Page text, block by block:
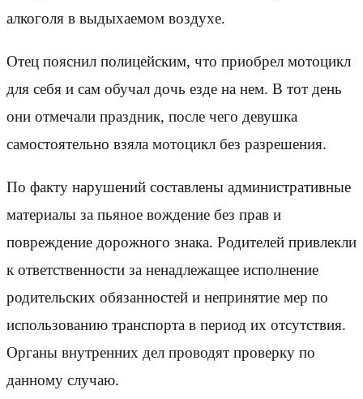
алкоголя в выдыхаемом воздухе.
Отец пояснил полицейским, что приобрел мотоцикл
для себя и сам обучал дочь езде на нем. В тот день
они отмечали праздник, после чего девушка
самостоятельно взяла мотоцикл без разрешения.
По факту нарушений составлены административные
материалы за пьяное вождение без прав и
повреждение дорожного знака. Родителей привлекли
к ответственности за ненадлежащее исполнение
родительских обязанностей и непринятие мер по
использованию транспорта в период их отсутствия.
Органы внутренних дел проводят проверку по
данному случаю.